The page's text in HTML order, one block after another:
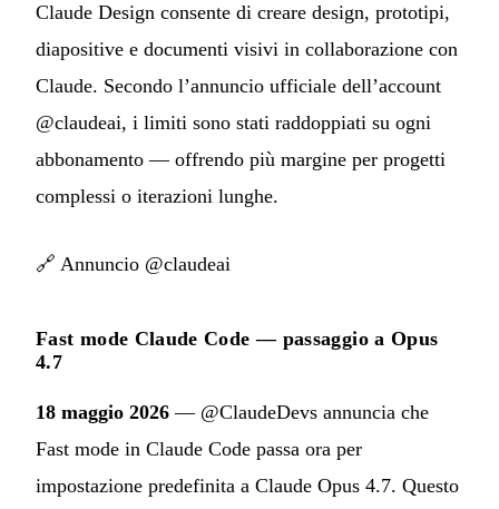
Claude Design consente di creare design, prototipi,
diapositive e documenti visivi in collaborazione con
Claude. Secondo l’annuncio ufficiale dell’account
@claudeai, i limiti sono stati raddoppiati su ogni
abbonamento — offrendo più margine per progetti
complessi o iterazioni lunghe.
🔗 Annuncio @claudeai
Fast mode Claude Code — passaggio a Opus
4.7
18 maggio 2026 — @ClaudeDevs annuncia che
Fast mode in Claude Code passa ora per
impostazione predefinita a Claude Opus 4.7. Questo